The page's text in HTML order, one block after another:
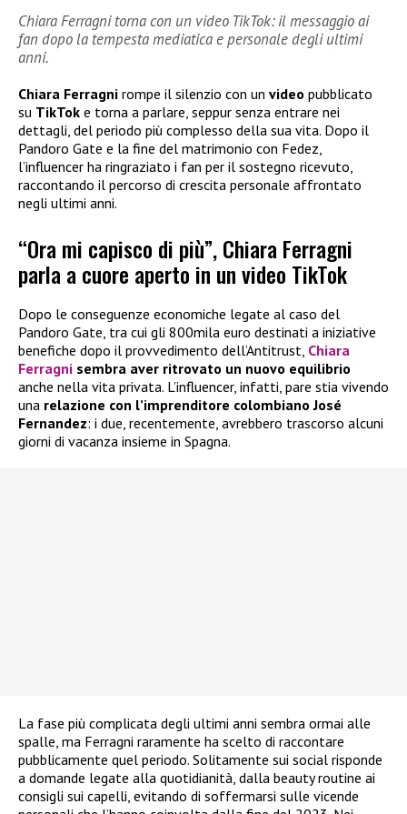
Chiara Ferragni torna con un video TikTok: il messaggio ai
fan dopo la tempesta mediatica e personale degli ultimi
anni.
Chiara Ferragni rompe il silenzio con un video pubblicato
su TikTok e torna a parlare, seppur senza entrare nei
dettagli, del periodo più complesso della sua vita. Dopo il
Pandoro Gate e la fine del matrimonio con Fedez,
l’influencer ha ringraziato i fan per il sostegno ricevuto,
raccontando il percorso di crescita personale affrontato
negli ultimi anni.
“Ora mi capisco di più”, Chiara Ferragni
parla a cuore aperto in un video TikTok
Dopo le conseguenze economiche legate al caso del
Pandoro Gate, tra cui gli 800mila euro destinati a iniziative
benefiche dopo il provvedimento dell’Antitrust, Chiara
Ferragni sembra aver ritrovato un nuovo equilibrio
anche nella vita privata. L’influencer, infatti, pare stia vivendo
una relazione con l’imprenditore colombiano José
Fernandez: i due, recentemente, avrebbero trascorso alcuni
giorni di vacanza insieme in Spagna.
La fase più complicata degli ultimi anni sembra ormai alle
spalle, ma Ferragni raramente ha scelto di raccontare
pubblicamente quel periodo. Solitamente sui social risponde
a domande legate alla quotidianità, dalla beauty routine ai
consigli sui capelli, evitando di soffermarsi sulle vicende